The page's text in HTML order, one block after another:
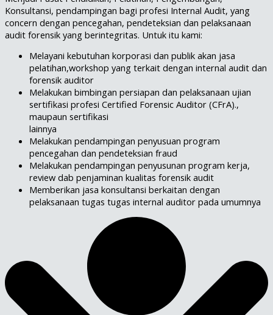
Konsultansi, pendampingan bagi profesi Internal Audit, yang
concern dengan pencegahan, pendeteksian dan pelaksanaan
audit forensik yang berintegritas. Untuk itu kami:
Melayani kebutuhan korporasi dan publik akan jasa
pelatihan,workshop yang terkait dengan internal audit dan
forensik auditor
Melakukan bimbingan persiapan dan pelaksanaan ujian
sertifikasi profesi Certified Forensic Auditor (CFrA).,
maupaun sertifikasi
lainnya
Melakukan pendampingan penyusuan program
pencegahan dan pendeteksian fraud
Melakukan pendampingan penyusunan program kerja,
review dab penjaminan kualitas forensik audit
Memberikan jasa konsultansi berkaitan dengan
pelaksanaan tugas tugas internal auditor pada umumnya